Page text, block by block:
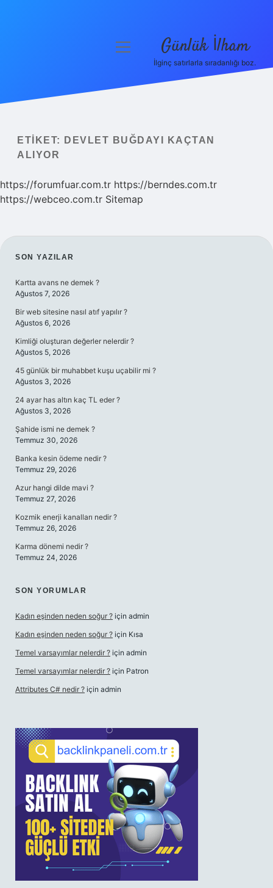
Yasal Uyarı
menüyü
Günlük İlham
İlginç satırlarla sıradanlığı boz.
ETIKET:
DEVLET BUĞDAYI KAÇTAN
ALIYOR
https://forumfuar.com.tr https://berndes.com.tr
https://webceo.com.tr Sitemap
SIDEBAR
SON YAZILAR
Kartta avans ne demek ?
Ağustos 7, 2026
Bir web sitesine nasıl atıf yapılır ?
Ağustos 6, 2026
Kimliği oluşturan değerler nelerdir ?
Ağustos 5, 2026
45 günlük bir muhabbet kuşu uçabilir mi ?
Ağustos 3, 2026
24 ayar has altın kaç TL eder ?
Ağustos 3, 2026
Şahide ismi ne demek ?
Temmuz 30, 2026
Banka kesin ödeme nedir ?
Temmuz 29, 2026
Azur hangi dilde mavi ?
Temmuz 27, 2026
Kozmik enerji kanalları nedir ?
Temmuz 26, 2026
Karma dönemi nedir ?
Temmuz 24, 2026
SON YORUMLAR
Kadın eşinden neden soğur ? için admin
Kadın eşinden neden soğur ? için Kısa
Temel varsayımlar nelerdir ? için admin
Temel varsayımlar nelerdir ? için Patron
Attributes C# nedir ? için admin